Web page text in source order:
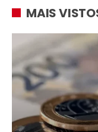
MAIS